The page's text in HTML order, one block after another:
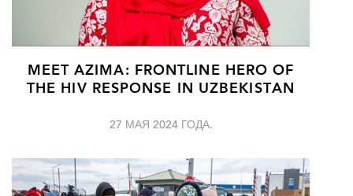
MEET AZIMA: FRONTLINE HERO OF
THE HIV RESPONSE IN UZBEKISTAN
27 МАЯ 2024 ГОДА.